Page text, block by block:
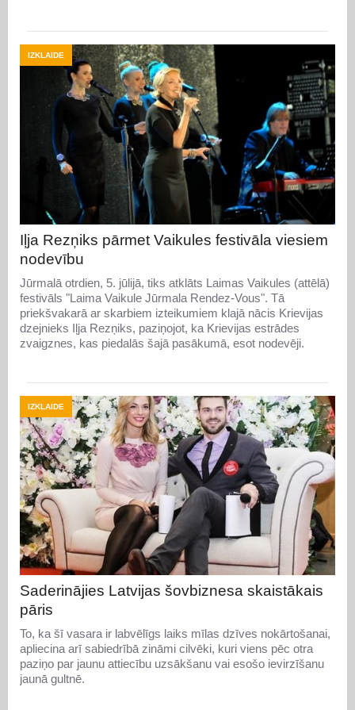
IZKLAIDE
Iļja Rezņiks pārmet Vaikules festivāla viesiem
nodevību
Jūrmalā otrdien, 5. jūlijā, tiks atklāts Laimas Vaikules (attēlā)
festivāls "Laima Vaikule Jūrmala Rendez-Vous". Tā
priekšvakarā ar skarbiem izteikumiem klajā nācis Krievijas
dzejnieks Iļja Rezņiks, paziņojot, ka Krievijas estrādes
zvaigznes, kas piedalās šajā pasākumā, esot nodevēji.
IZKLAIDE
Saderinājies Latvijas šovbiznesa skaistākais
pāris
To, ka šī vasara ir labvēlīgs laiks mīlas dzīves nokārtošanai,
apliecina arī sabiedrībā zināmi cilvēki, kuri viens pēc otra
paziņo par jaunu attiecību uzsākšanu vai esošo ievirzīšanu
jaunā gultnē.